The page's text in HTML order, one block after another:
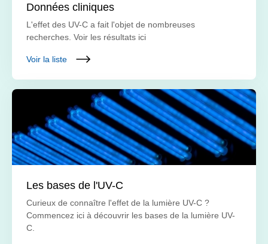
Données cliniques
L'effet des UV-C a fait l'objet de nombreuses
recherches. Voir les résultats ici
Voir la liste
Les bases de l'UV-C
Curieux de connaître l'effet de la lumière UV-C ?
Commencez ici à découvrir les bases de la lumière UV-
C.